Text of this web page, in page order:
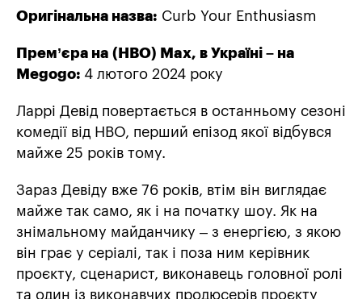
Оригінальна назва: Curb Your Enthusiasm
Прем’єра на (HBO) Max, в Україні – на
Megogo: 4 лютого 2024 року
Ларрі Девід повертається в останньому сезоні
комедії від HBO, перший епізод якої відбувся
майже 25 років тому.
Зараз Девіду вже 76 років, втім він виглядає
майже так само, як і на початку шоу. Як на
знімальному майданчику – з енергією, з якою
він грає у серіалі, так і поза ним керівник
проєкту, сценарист, виконавець головної ролі
та один із виконавчих продюсерів проєкту